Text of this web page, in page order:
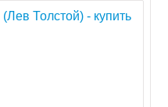
(Лев Толстой) - купить